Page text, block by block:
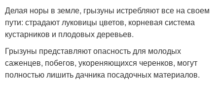
Делая норы в земле, грызуны истребляют все на своем
пути: страдают луковицы цветов, корневая система
кустарников и плодовых деревьев.
Грызуны представляют опасность для молодых
саженцев, побегов, укореняющихся черенков, могут
полностью лишить дачника посадочных материалов.